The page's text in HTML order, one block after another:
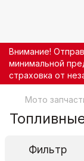
Внимание!
минимальной
страховка от
Мото
Фильтр